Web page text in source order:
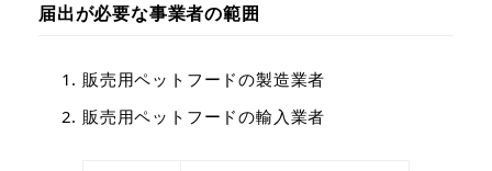
届出が必要な事業者の範囲
販売用ペットフードの製造業者
販売用ペットフードの輸入業者